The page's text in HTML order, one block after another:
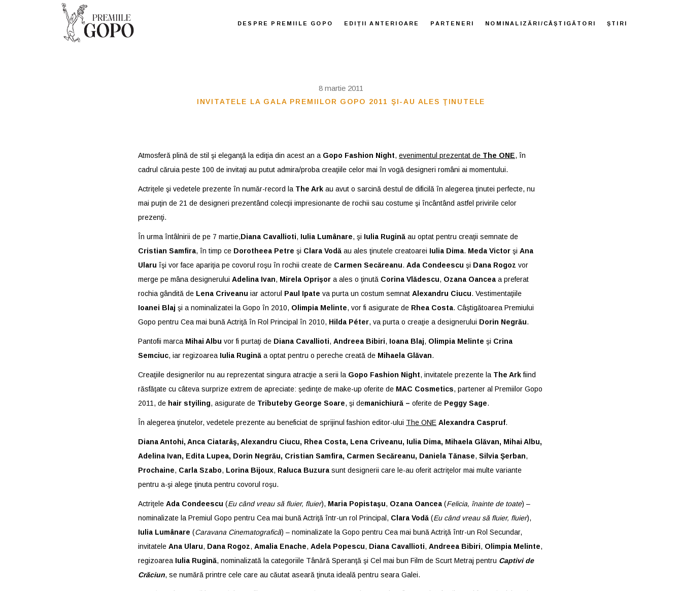
DESPRE PREMIILE GOPO EDIȚII ANTERIOARE PARTENERI NOMINALIZĂRI/CÂȘTIGĂTORI ȘTIRI
8 martie 2011
INVITATELE LA GALA PREMIILOR GOPO 2011 ŞI-AU ALES ŢINUTELE
Atmosferă plină de stil şi eleganţă la ediţia din acest an a Gopo Fashion Night, evenimentul prezentat de The ONE, în
cadrul căruia peste 100 de invitaţi au putut admira/proba creaţiile celor mai în vogă designeri români ai momentului.
Actriţele şi vedetele prezente în număr-record la The Ark au avut o sarcină destul de dificilă în alegerea ţinutei perfecte, nu
mai puţin de 21 de designeri prezentând colecţii impresionante de rochii sau costume şi încântând astfel privirile celor
prezenţi.
În urma întâlnirii de pe 7 martie,Diana Cavallioti, Iulia Lumânare, şi Iulia Rugină au optat pentru creaţii semnate de
Cristian Samfira, în timp ce Dorotheea Petre şi Clara Vodă au ales ţinutele creatoarei Iulia Dima. Meda Victor şi Ana
Ularu îşi vor face apariţia pe covorul roşu în rochii create de Carmen Secăreanu. Ada Condeescu şi Dana Rogoz vor
merge pe mâna designerului Adelina Ivan, Mirela Oprişor a ales o ţinută Corina Vlădescu, Ozana Oancea a preferat
rochia gândită de Lena Criveanu iar actorul Paul Ipate va purta un costum semnat Alexandru Ciucu. Vestimentaţiile
Ioanei Blaj şi a nominalizatei la Gopo în 2010, Olimpia Melinte, vor fi asigurate de Rhea Costa. Câştigătoarea Premiului
Gopo pentru Cea mai bună Actriţă în Rol Principal în 2010, Hilda Péter, va purta o creaţie a designerului Dorin Negrău.
Pantofii marca Mihai Albu vor fi purtaţi de Diana Cavallioti, Andreea Bibiri, Ioana Blaj, Olimpia Melinte şi Crina
Semciuc, iar regizoarea Iulia Rugină a optat pentru o pereche creată de Mihaela Glăvan.
Creaţiile designerilor nu au reprezentat singura atracţie a serii la Gopo Fashion Night, invitatele prezente la The Arkfiind
răsfăţate cu câteva surprize extrem de apreciate: şedinţe de make-up oferite de MAC Cosmetics, partener al Premiilor Gopo
2011, de hair styiling, asigurate de Tributeby George Soare, şi demanichiură – oferite de Peggy Sage.
În alegerea ţinutelor, vedetele prezente au beneficiat de sprijinul fashion editor-ului The ONE Alexandra Caspruf.
Diana Antohi, Anca Ciatarâş, Alexandru Ciucu, Rhea Costa, Lena Criveanu, Iulia Dima, Mihaela Glăvan, Mihai Albu,
Adelina Ivan, Edita Lupea, Dorin Negrău, Cristian Samfira, Carmen Secăreanu, Daniela Tănase, Silvia Şerban,
Prochaine, Carla Szabo, Lorina Bijoux, Raluca Buzura sunt designerii care le-au oferit actriţelor mai multe variante
pentru a-şi alege ţinuta pentru covorul roşu.
Actriţele Ada Condeescu (Eu când vreau să fluier, fluier), Maria Popistaşu, Ozana Oancea (Felicia, înainte de toate) –
nominalizate la Premiul Gopo pentru Cea mai bună Actriţă într-un rol Principal, Clara Vodă (Eu când vreau să fluier, fluier),
Iulia Lumânare (Caravana Cinematografică) – nominalizate la Gopo pentru Cea mai bună Actriţă într-un Rol Secundar,
invitatele Ana Ularu, Dana Rogoz, Amalia Enache, Adela Popescu, Diana Cavallioti, Andreea Bibiri, Olimpia Melinte,
regizoarea Iulia Rugină, nominalizată la categoriile Tânără Speranţă şi Cel mai bun Film de Scurt Metraj pentru Captivi de
Crăciun, se numără printre cele care au căutat aseară ţinuta ideală pentru seara Galei.